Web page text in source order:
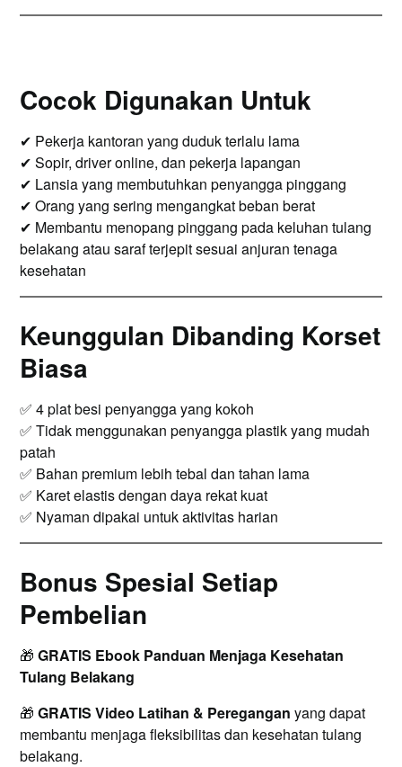
Cocok Digunakan Untuk
✔ Pekerja kantoran yang duduk terlalu lama
✔ Sopir, driver online, dan pekerja lapangan
✔ Lansia yang membutuhkan penyangga pinggang
✔ Orang yang sering mengangkat beban berat
✔ Membantu menopang pinggang pada keluhan tulang
belakang atau saraf terjepit sesuai anjuran tenaga
kesehatan
Keunggulan Dibanding Korset
Biasa
✅ 4 plat besi penyangga yang kokoh
✅ Tidak menggunakan penyangga plastik yang mudah
patah
✅ Bahan premium lebih tebal dan tahan lama
✅ Karet elastis dengan daya rekat kuat
✅ Nyaman dipakai untuk aktivitas harian
Bonus Spesial Setiap
Pembelian
🎁GRATIS Ebook Panduan Menjaga Kesehatan
Tulang Belakang
🎁GRATIS Video Latihan & Peregangan yang dapat
membantu menjaga fleksibilitas dan kesehatan tulang
belakang.